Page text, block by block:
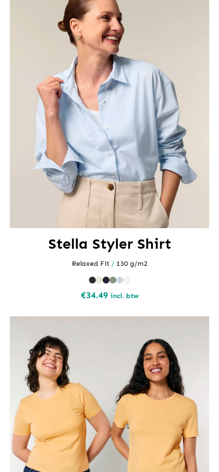
Stella Styler Shirt
Relaxed Fit / 130 g/m2
€34.49 incl. btw